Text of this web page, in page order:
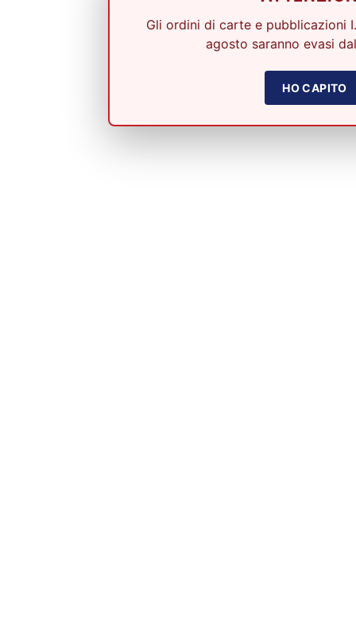
Gli ordini di carte e pubblicazioni
agosto saranno evasi
HO CAPITO